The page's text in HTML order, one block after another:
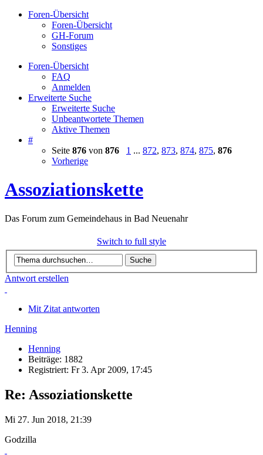
Foren-Übersicht
Foren-Übersicht
GH-Forum
Sonstiges
Foren-Übersicht
FAQ
Anmelden
Erweiterte Suche
Erweiterte Suche
Unbeantwortete Themen
Aktive Themen
#
Seite 876 von 876 1 ... 872, 873, 874, 875, 876
Vorherige
Assoziationskette
Das Forum zum Gemeindehaus in Bad Neuenahr
Switch to full style
Antwort erstellen
Mit Zitat antworten
Henning
Henning
Beiträge: 1882
Registriert: Fr 3. Apr 2009, 17:45
Re: Assoziationskette
Mi 27. Jun 2018, 21:39
Godzilla